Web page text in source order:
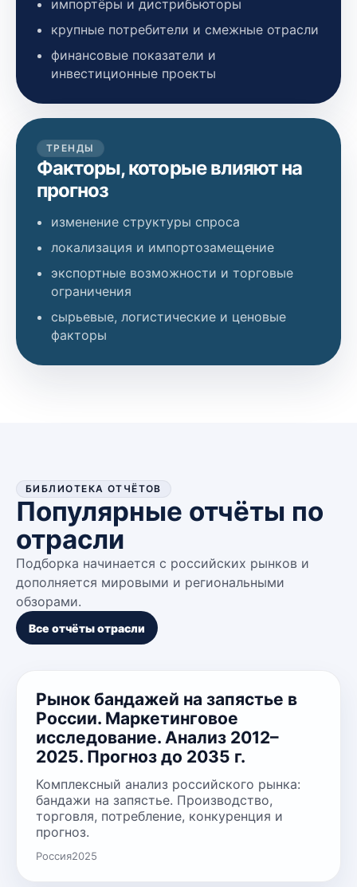
импортёры и дистрибьюторы
крупные потребители и смежные отрасли
финансовые показатели и
инвестиционные проекты
ТРЕНДЫ
Факторы, которые влияют на
прогноз
изменение структуры спроса
локализация и импортозамещение
экспортные возможности и торговые
ограничения
сырьевые, логистические и ценовые
факторы
БИБЛИОТЕКА ОТЧЁТОВ
Популярные отчёты по
отрасли
Подборка начинается с российских рынков и
дополняется мировыми и региональными
обзорами.
Все отчёты отрасли
Рынок бандажей на запястье в
России. Маркетинговое
исследование. Анализ 2012–
2025. Прогноз до 2035 г.
Комплексный анализ российского рынка:
бандажи на запястье. Производство,
торговля, потребление, конкуренция и
прогноз.
Россия2025